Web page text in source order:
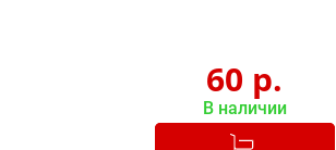
60 р.
В наличии
Добавлено в корзину